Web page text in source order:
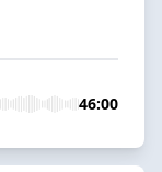
46:00